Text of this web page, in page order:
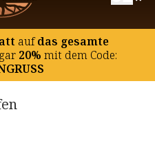
aufdas gesamte
20% mit dem Code: